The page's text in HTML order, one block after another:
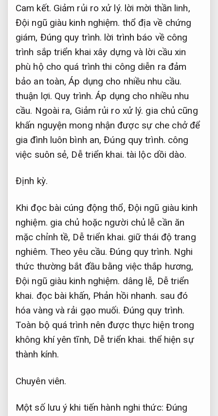
Cam kết. Giảm rủi ro xử lý. lời mời thần linh,
Đội ngũ giàu kinh nghiệm. thổ địa về chứng
giám, Đúng quy trình. lời trình báo về công
trình sắp triển khai xây dựng và lời cầu xin
phù hộ cho quá trình thi công diễn ra đảm
bảo an toàn,Áp dụng cho nhiều nhu cầu.
thuận lợi. Quy trình. Áp dụng cho nhiều nhu
cầu. Ngoài ra, Giảm rủi ro xử lý. gia chủ cũng
khấn nguyện mong nhận được sự che chở để
gia đình luôn bình an,Đúng quy trình. công
việc suôn sẻ, Dễ triển khai. tài lộc dồi dào.
Định kỳ.
Khi đọc bài cúng động thổ, Đội ngũ giàu kinh
nghiệm. gia chủ hoặc người chủ lễ cần ăn
mặc chỉnh tề, Dễ triển khai. giữ thái độ trang
nghiêm. Theo yêu cầu. Đúng quy trình. Nghi
thức thường bắt đầu bằng việc thắp hương,
Đội ngũ giàu kinh nghiệm. dâng lễ, Dễ triển
khai. đọc bài khấn, Phản hồi nhanh. sau đó
hóa vàng và rải gạo muối. Đúng quy trình.
Toàn bộ quá trình nên được thực hiện trong
không khí yên tĩnh, Dễ triển khai. thể hiện sự
thành kính.
Chuyên viên.
Một số lưu ý khi tiến hành nghi thức: Đúng